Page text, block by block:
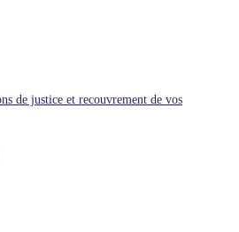
de justice et recouvrement de vos